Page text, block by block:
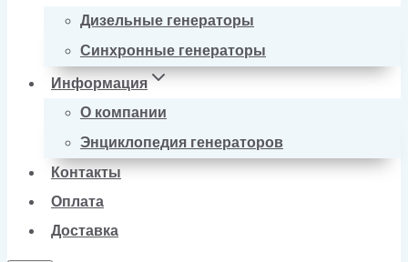
Дизельные генераторы
Синхронные генераторы
Информация
О компании
Энциклопедия генераторов
Контакты
Оплата
Доставка